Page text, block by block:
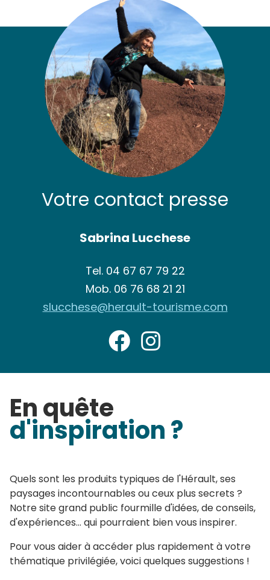
Votre contact presse
Sabrina Lucchese
Tel.04 67 67 79 22
Mob.06 76 68 21 21
slucchese@herault-tourisme.com
En quête
d'inspiration ?
Quels sont les produits typiques de l'Hérault, ses
paysages incontournables ou ceux plus secrets ?
Notre site grand public fourmille d'idées, de conseils,
d'expériences... qui pourraient bien vous inspirer.
Pour vous aider à accéder plus rapidement à votre
thématique privilégiée, voici quelques suggestions !